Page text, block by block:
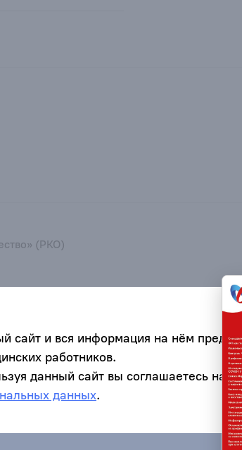
(РКО)
сайт и вся информация на нём
работников.
данный сайт вы соглашаетесь на
данных.